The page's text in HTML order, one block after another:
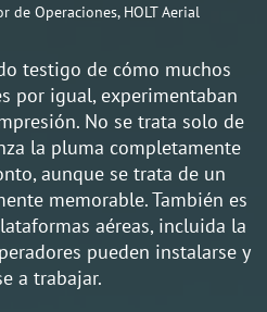
de Operaciones, HOLT Aerial
testigo de cómo muchos
por igual, experimentaban
No se trata solo de
la pluma completamente
aunque se trata de un
memorable. También es
aéreas, incluida la
pueden instalarse y
a trabajar.